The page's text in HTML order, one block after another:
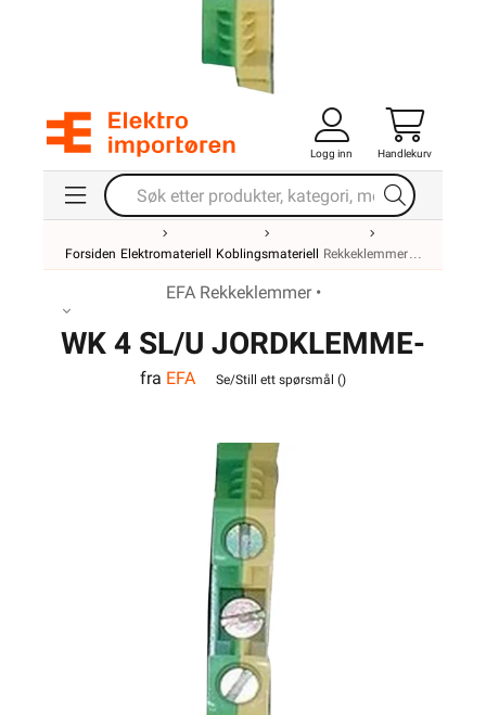
Logg inn Handlekurv
Forsiden Elektromateriell Koblingsmateriell Rekkeklemmer
EFA Rekkeklemmer •
WK 4 SL/U JORDKLEMME-
VO
fra EFA Se/Still ett spørsmål ()